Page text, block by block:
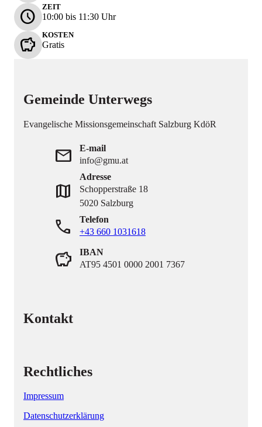
schedule ZEIT
10:00 bis 11:30 Uhr
savings KOSTEN
Gratis
Gemeinde Unterwegs
Evangelische Missionsgemeinschaft Salzburg KdöR
mail
E-mail
info@gmu.at
map
Adresse
Schopperstraße 18
5020 Salzburg
phone
Telefon
+43 660 1031618
savings
IBAN
AT95 4501 0000 2001 7367
Kontakt
Rechtliches
Impressum
Datenschutzerklärung